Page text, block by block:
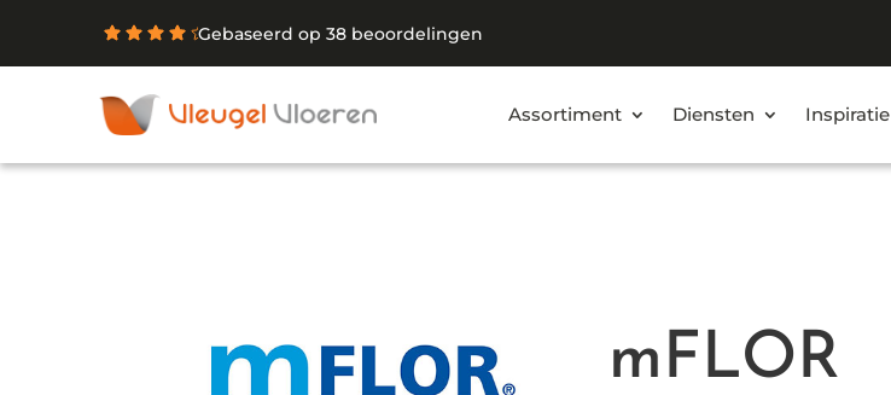
Gebaseerd op 38 beoordelingen
Assortiment Diensten Inspiratie
mFLOR